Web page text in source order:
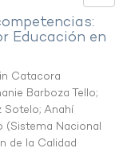
Educación en
Catacora
Barboza Tello;
Sotelo; Anahí
(Sistema Nacional
de la Calidad